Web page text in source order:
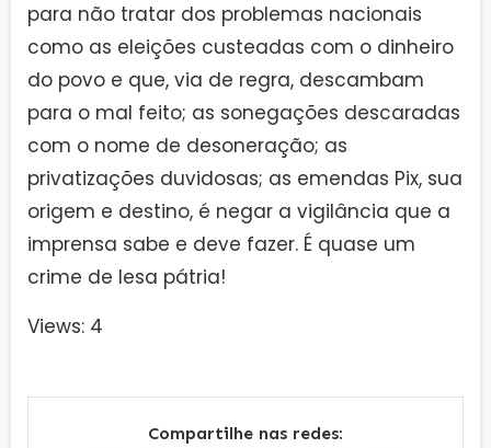
para não tratar dos problemas nacionais
como as eleições custeadas com o dinheiro
do povo e que, via de regra, descambam
para o mal feito; as sonegações descaradas
com o nome de desoneração; as
privatizações duvidosas; as emendas Pix, sua
origem e destino, é negar a vigilância que a
imprensa sabe e deve fazer. É quase um
crime de lesa pátria!
Views: 4
Compartilhe nas redes: